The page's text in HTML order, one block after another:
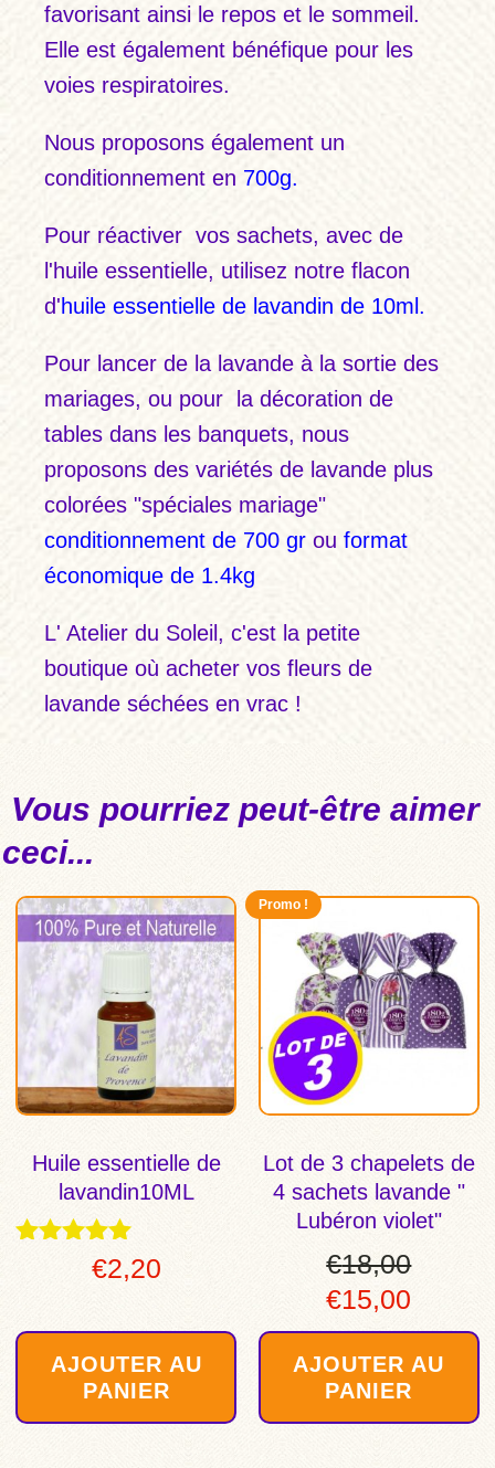
favorisant ainsi le repos et le sommeil.
Elle est également bénéfique pour les
voies respiratoires.
Nous proposons également un
conditionnement en 700g.
Pour réactiver vos sachets, avec de
l'huile essentielle, utilisez notre flacon
d'huile essentielle de lavandin de 10ml.
Pour lancer de la lavande à la sortie des
mariages, ou pour la décoration de
tables dans les banquets, nous
proposons des variétés de lavande plus
colorées "spéciales mariage"
conditionnement de 700 gr ouformat
économique de 1.4kg
L'Atelier du Soleil, c'est la petite
boutique où acheter vosfleurs de
lavande séchées en vrac !
Vous pourriez peut-être aimer
ceci...
Huile essentielle de
lavandin10ML
Note€2,20
AJOUTER AU
PANIER
Promo !
Lot de 3 chapelets de
4 sachets lavande "
Lubéron violet"
€18,00
Le
prix
initial
était :
€15,00
prix
actuel
est :
AJOUTER AU
PANIER